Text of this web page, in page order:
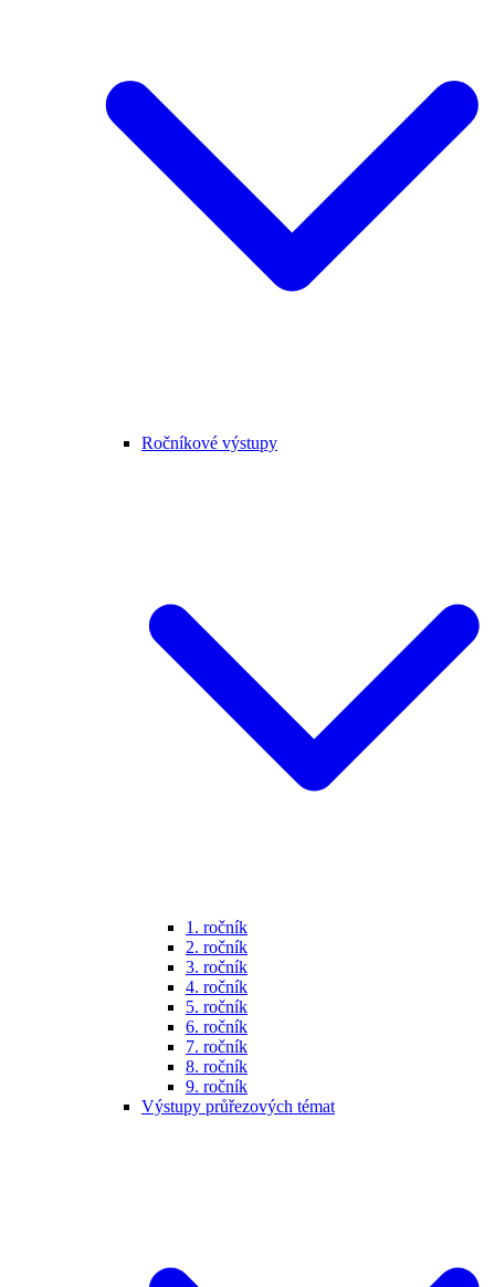
Ročníkové výstupy
1. ročník
2. ročník
3. ročník
4. ročník
5. ročník
6. ročník
7. ročník
8. ročník
9. ročník
Výstupy průřezových témat